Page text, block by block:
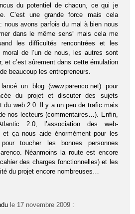
du potentiel de chacun, ce qui je
C’est une grande force mais cela
nous avons parfois du mal à bien nous
dans le même sens” mais cela me
les difficultés rencontrées et les
de l’un de nous, les autres sont
et c’est sûrement dans cette émulation
beaucoup les entrepreneurs.
un blog (www.parenco.net) pour
du projet et discuter des sujets
du web 2.0. Il y a un peu de trafic mais
nos lecteurs (commentaires…). Enfin,
2.0, l’association des web-
et ça nous aide énormément pour les
toucher les bonnes personnes
Néanmoins la route est encore
des charges fonctionnelles) et les
du projet encore nombreuses…
le 17 novembre 2009 :